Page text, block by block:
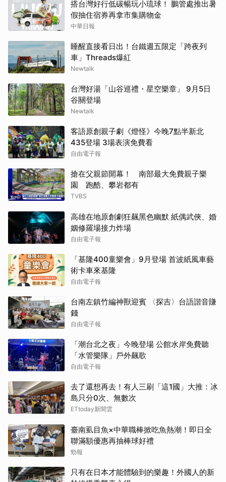
搭台灣好行低碳暢玩小琉球！ 鵬管處推出暑
假抽住宿券再拿市集購物金
中華日報
睡醒直接看日出！台鐵週五限定「跨夜列
車」Threads爆紅
Newtalk
台灣好湯「山谷巡禮・星空樂章」 9月5日
谷關登場
Newtalk
客語原創親子劇《燈怪》今晚7點半新北
435登場 3場表演免費看
自由電子報
搶在父親節開幕！ 南部最大免費親子樂
園 跑酷、攀岩都有
TVBS
高雄在地原創劇狂飆黑色幽默 紙偶武俠、婚
姻修羅場接力炸場
自由電子報
「基隆400童樂會」9月登場 首波紙風車藝
術卡車來基隆
自由電子報
台南左鎮竹編神獸迎賓 〈探吉〉台語諧音賺
錢
自由電子報
「潮台北之夜」今晚登場 公館水岸免費聽
「水管樂隊」戶外飆歌
自由電子報
去了還想再去！有人三刷「這1國」大推：冰
島只分0次、無數次
ETtoday新聞雲
臺南虱目魚×中華職棒掀吃魚熱潮！即日全
聯滿額優惠再抽棒球好禮
勁報
只有在日本才能體驗到的樂趣！外國人的新